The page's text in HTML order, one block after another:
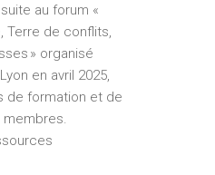
au forum «
Terre de conflits,
» organisé
en avril 2025,
de formation et de